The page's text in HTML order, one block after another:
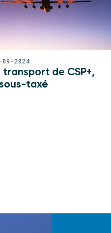
09-2024
transport de CSP+,
taxé